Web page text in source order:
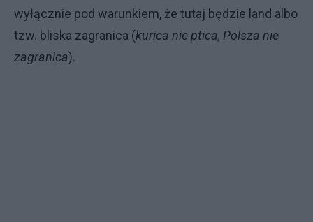
wyłącznie pod warunkiem, że tutaj będzie land albo
tzw. bliska zagranica (kurica nie ptica, Polsza nie
zagranica).